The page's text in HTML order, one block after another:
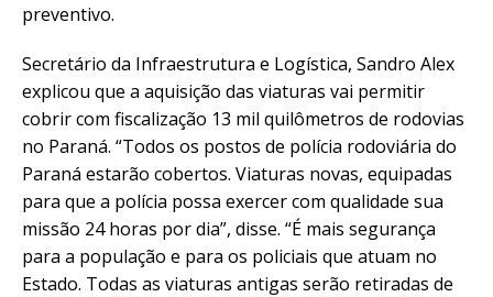
preventivo.
Secretário da Infraestrutura e Logística, Sandro Alex
explicou que a aquisição das viaturas vai permitir
cobrir com fiscalização 13 mil quilômetros de rodovias
no Paraná. “Todos os postos de polícia rodoviária do
Paraná estarão cobertos. Viaturas novas, equipadas
para que a polícia possa exercer com qualidade sua
missão 24 horas por dia”, disse. “É mais segurança
para a população e para os policiais que atuam no
Estado. Todas as viaturas antigas serão retiradas de